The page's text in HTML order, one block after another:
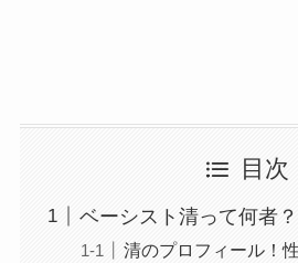
目次
ベーシスト清って何者
清のプロフィール！